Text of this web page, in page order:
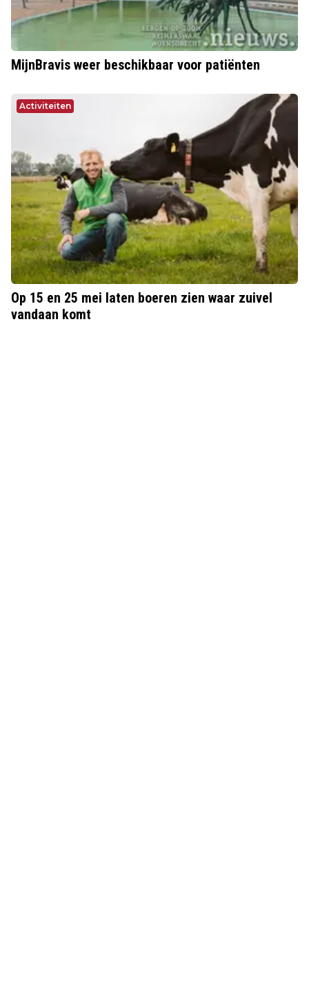
MijnBravis weer beschikbaar voor patiënten
Activiteiten
Op 15 en 25 mei laten boeren zien waar zuivel
vandaan komt